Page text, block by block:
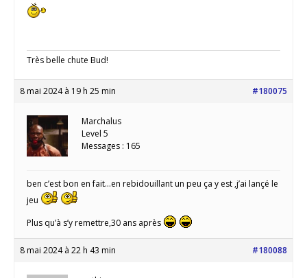
Très belle chute Bud!
8 mai 2024 à 19 h 25 min #180075
Marchalus
Level 5
Messages : 165
ben c’est bon en fait…en rebidouillant un peu ça y est ,j’ai lançé le
jeu
Plus qu’à s’y remettre,30 ans après
8 mai 2024 à 22 h 43 min #180088